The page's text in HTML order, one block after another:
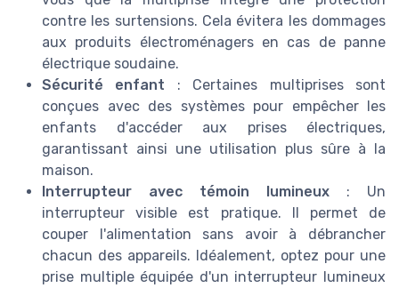
contre les surtensions. Cela évitera les dommages
aux produits électroménagers en cas de panne
électrique soudaine.
Sécurité enfant : Certaines multiprises sont
conçues avec des systèmes pour empêcher les
enfants d'accéder aux prises électriques,
garantissant ainsi une utilisation plus sûre à la
maison.
Interrupteur avec témoin lumineux : Un
interrupteur visible est pratique. Il permet de
couper l'alimentation sans avoir à débrancher
chacun des appareils. Idéalement, optez pour une
prise multiple équipée d'un interrupteur lumineux